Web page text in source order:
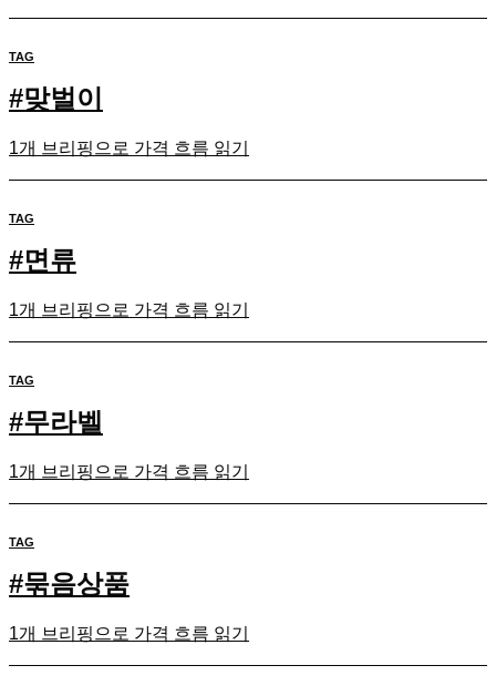
TAG
#맞벌이
1개 브리핑으로 가격 흐름 읽기
TAG
#면류
1개 브리핑으로 가격 흐름 읽기
TAG
#무라벨
1개 브리핑으로 가격 흐름 읽기
TAG
#묶음상품
1개 브리핑으로 가격 흐름 읽기